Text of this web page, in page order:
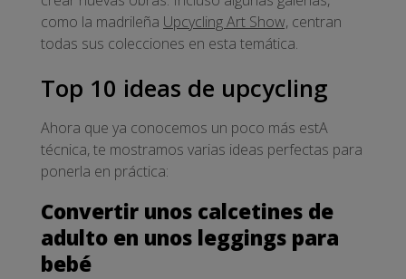
como la madrileña Upcycling Art Show, centran
todas sus colecciones en esta temática.
Top 10 ideas de upcycling
Ahora que ya conocemos un poco más estA
técnica, te mostramos varias ideas perfectas para
ponerla en práctica:
Convertir unos calcetines de
adulto en unos leggings para
bebé